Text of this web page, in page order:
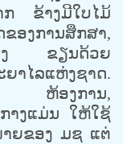
ກ ຂ້າງມີໃບໄມ້
ອງການສຶກສາ,
ດງ ຂຽນດ້ວຍ
າໄລແຫ່ງຊາດ.
າ, ຫ້ອງການ,
ງແມ່ນ ໃຫ້ໃຊ້
ຍຂອງ ມຊ ແຕ່